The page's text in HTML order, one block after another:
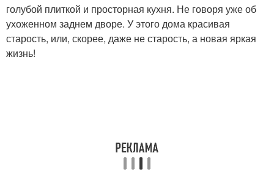
голубой плиткой и просторная кухня. Не говоря уже об
ухоженном заднем дворе. У этого дома красивая
старость, или, скорее, даже не старость, а новая яркая
жизнь!